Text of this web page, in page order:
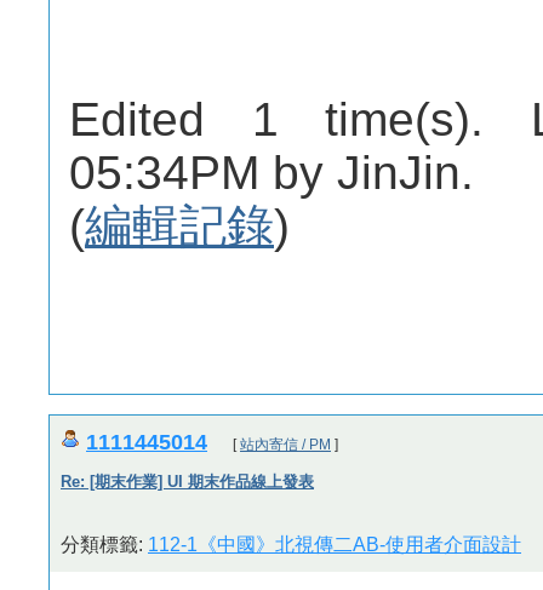
Edited 1 time(s).
05:34PM by JinJin.
(編輯記錄)
1111445014 [站內寄信 / PM ]
Re: [期末作業] UI 期末作品線上發表
分類標籤: 112-1《中國》北視傳二AB-使用者介面設計